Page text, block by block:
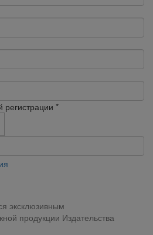
регистрации *
эксклюзивным
продукции Издательства